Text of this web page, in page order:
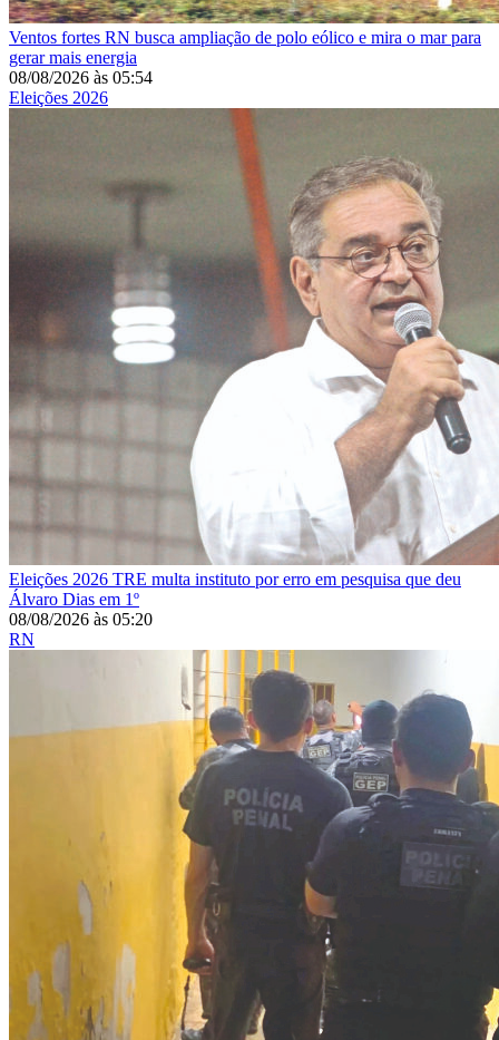
Ventos fortes RN busca ampliação de polo eólico e mira o mar para
gerar mais energia
08/08/2026 às 05:54
Eleições 2026
Eleições 2026 TRE multa instituto por erro em pesquisa que deu
Álvaro Dias em 1º
08/08/2026 às 05:20
RN